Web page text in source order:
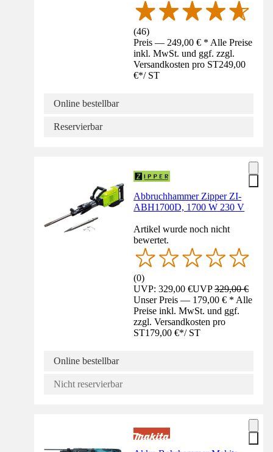
(46)
Preis — 249,00 € * Alle Preise
inkl. MwSt. und ggf. zzgl.
Versandkosten pro ST249,00
€*/ ST
Online bestellbar
Reservierbar
Abbruchhammer Zipper ZI-
ABH1700D, 1700 W 230 V
Artikel wurde noch nicht
bewertet.
(0)
UVP: 329,00 €UVP329,00 €
Unser Preis — 179,00 € * Alle
Preise inkl. MwSt. und ggf.
zzgl. Versandkosten pro
ST179,00 €*/ ST
Online bestellbar
Nicht reservierbar